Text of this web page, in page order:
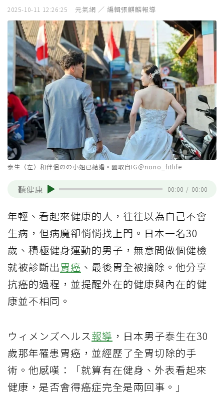
2025-10-11 12:26:25 元氣網 ／ 編輯張麒麟報導
泰生（左）和伴侶のの小姐已結婚。圖取自IG＠nono_fitlife
聽健康 00:00 / 00:00
年輕、看起來健康的人，往往以為自己不會
生病，但病魔卻悄悄找上門。日本一名30
歲、積極健身運動的男子，無意間做個健檢
就被診斷出 胃癌 、最後胃全被摘除。他分享
抗癌的過程，並提醒外在的健康與內在的健
康並不相同。
ウィメンズヘルス報導 ，日本男子泰生在30
歲那年罹患胃癌，並經歷了全胃切除的手
術。他感嘆：「就算有在健身、外表看起來
健康，是否會得癌症完全是兩回事。」